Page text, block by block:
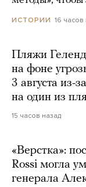
ИСТОРИИ 16 часов
Пляжи
на фоне
3 августа из-
на один из
15 часов назад
«Верстка»:
Rossi могла
генерала